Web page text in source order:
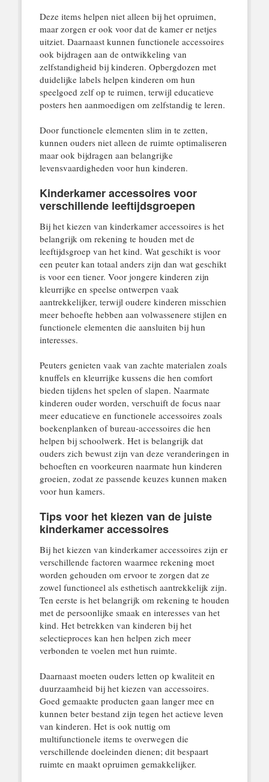
Deze items helpen niet alleen bij het opruimen,
maar zorgen er ook voor dat de kamer er netjes
uitziet. Daarnaast kunnen functionele accessoires
ook bijdragen aan de ontwikkeling van
zelfstandigheid bij kinderen. Opbergdozen met
duidelijke labels helpen kinderen om hun
speelgoed zelf op te ruimen, terwijl educatieve
posters hen aanmoedigen om zelfstandig te leren.
Door functionele elementen slim in te zetten,
kunnen ouders niet alleen de ruimte optimaliseren
maar ook bijdragen aan belangrijke
levensvaardigheden voor hun kinderen.
Kinderkamer accessoires voor
verschillende leeftijdsgroepen
Bij het kiezen van kinderkamer accessoires is het
belangrijk om rekening te houden met de
leeftijdsgroep van het kind. Wat geschikt is voor
een peuter kan totaal anders zijn dan wat geschikt
is voor een tiener. Voor jongere kinderen zijn
kleurrijke en speelse ontwerpen vaak
aantrekkelijker, terwijl oudere kinderen misschien
meer behoefte hebben aan volwassenere stijlen en
functionele elementen die aansluiten bij hun
interesses.
Peuters genieten vaak van zachte materialen zoals
knuffels en kleurrijke kussens die hen comfort
bieden tijdens het spelen of slapen. Naarmate
kinderen ouder worden, verschuift de focus naar
meer educatieve en functionele accessoires zoals
boekenplanken of bureau-accessoires die hen
helpen bij schoolwerk. Het is belangrijk dat
ouders zich bewust zijn van deze veranderingen in
behoeften en voorkeuren naarmate hun kinderen
groeien, zodat ze passende keuzes kunnen maken
voor hun kamers.
Tips voor het kiezen van de juiste
kinderkamer accessoires
Bij het kiezen van kinderkamer accessoires zijn er
verschillende factoren waarmee rekening moet
worden gehouden om ervoor te zorgen dat ze
zowel functioneel als esthetisch aantrekkelijk zijn.
Ten eerste is het belangrijk om rekening te houden
met de persoonlijke smaak en interesses van het
kind. Het betrekken van kinderen bij het
selectieproces kan hen helpen zich meer
verbonden te voelen met hun ruimte.
Daarnaast moeten ouders letten op kwaliteit en
duurzaamheid bij het kiezen van accessoires.
Goed gemaakte producten gaan langer mee en
kunnen beter bestand zijn tegen het actieve leven
van kinderen. Het is ook nuttig om
multifunctionele items te overwegen die
verschillende doeleinden dienen; dit bespaart
ruimte en maakt opruimen gemakkelijker.